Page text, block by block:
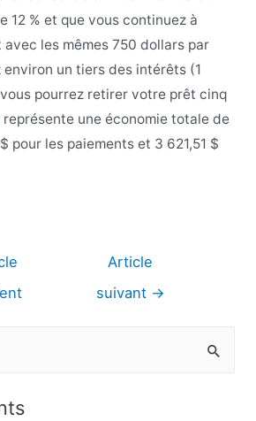
12 % et que vous continuez à
les mêmes 750 dollars par
environ un tiers des intérêts (1
pourrez retirer votre prêt cinq
représente une économie totale de
pour les paiements et 3 621,51 $
Article
suivant →